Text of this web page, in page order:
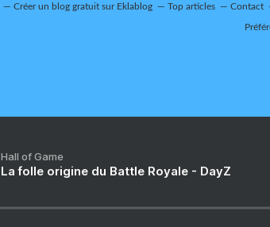
Créer un blog gratuit sur Eklablog Top articles Contact
Hall of Game
La folle origine du Battle Royale - DayZ